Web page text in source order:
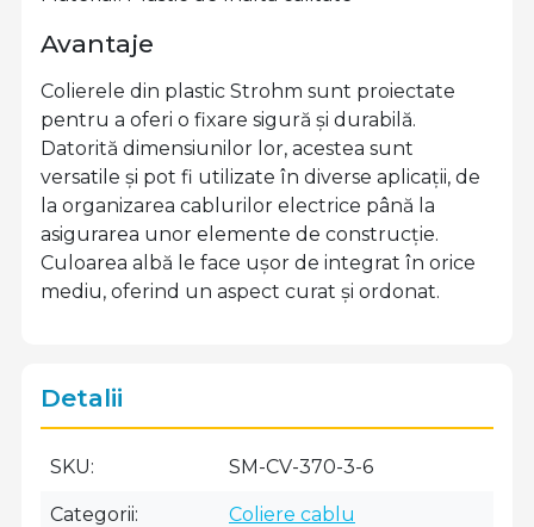
Avantaje
Colierele din plastic Strohm sunt proiectate
pentru a oferi o fixare sigură și durabilă.
Datorită dimensiunilor lor, acestea sunt
versatile și pot fi utilizate în diverse aplicații, de
la organizarea cablurilor electrice până la
asigurarea unor elemente de construcție.
Culoarea albă le face ușor de integrat în orice
mediu, oferind un aspect curat și ordonat.
Detalii
SKU SM-CV-370-3-6
Categorii Coliere cablu